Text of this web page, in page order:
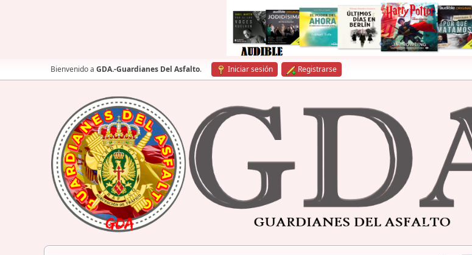
Bienvenido a GDA.-Guardianes Del Asfalto. Iniciar sesión Registrarse